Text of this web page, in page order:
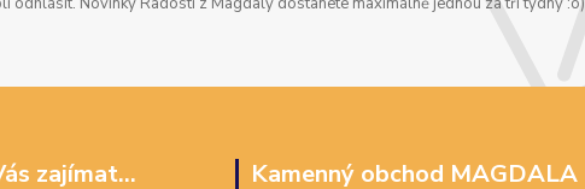
zajímat... Kamenný obchod MAGDALA